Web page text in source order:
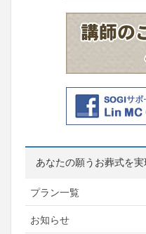
あなたの願うお葬式を
プラン一覧
お知らせ